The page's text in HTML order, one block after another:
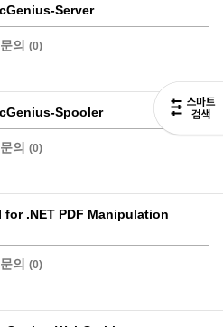
Server
의 (0)
Spooler
의 (0)
for .NET PDF Manipulation
의 (0)